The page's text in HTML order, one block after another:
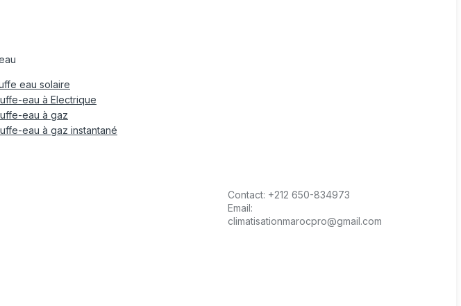
eau solaire
eau à Electrique
eau à gaz
eau à gaz instantané
Contact: +212 650-834973
Email:
climatisationmarocpro@gmail.com